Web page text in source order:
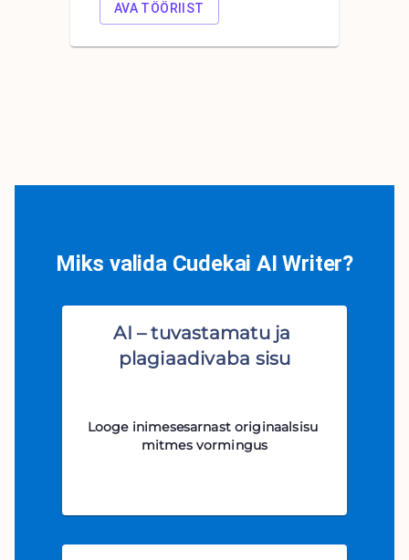
AVA TÖÖRIIST
Miks valida Cudekai AI Writer?
AI – tuvastamatu ja
plagiaadivaba sisu
Looge inimesesarnast originaalsisu
mitmes vormingus